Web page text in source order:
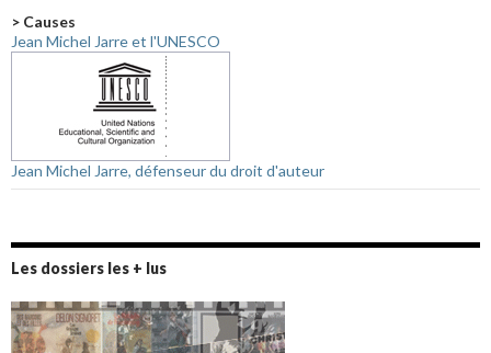
> Causes
Jean Michel Jarre et l'UNESCO
Jean Michel Jarre, défenseur du droit d'auteur
Les dossiers les + lus